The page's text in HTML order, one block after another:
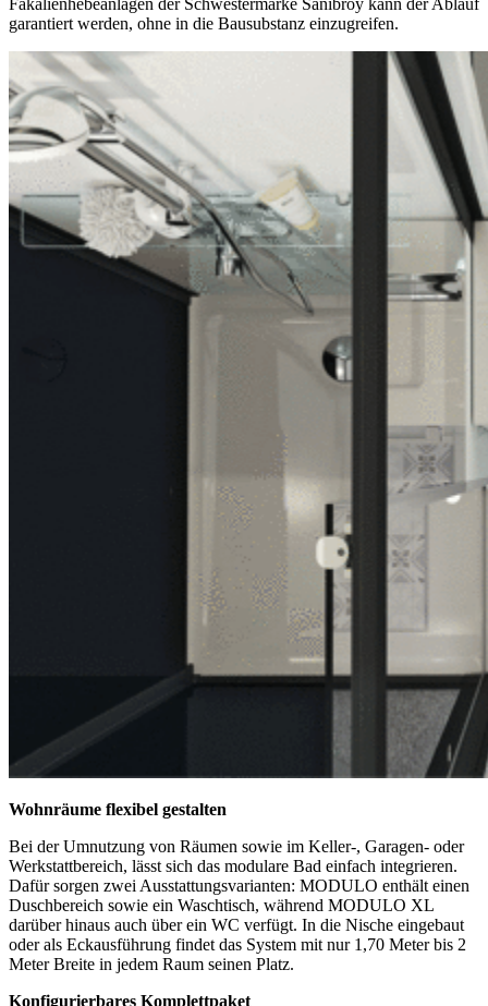
Fäkalienhebeanlagen der Schwestermarke Sanibroy kann der Ablauf
garantiert werden, ohne in die Bausubstanz einzugreifen.
Wohnräume flexibel gestalten
Bei der Umnutzung von Räumen sowie im Keller-, Garagen- oder
Werkstattbereich, lässt sich das modulare Bad einfach integrieren.
Dafür sorgen zweiAusstattungsvarianten: MODULO enthälteinen
Duschbereich sowie ein Waschtisch, während MODULO XL
darüber hinaus auch über ein WC verfügt. In die Nische eingebaut
oder als Eckausführung findet das System mit nur 1,70 Meter bis 2
Meter Breite in jedem Raum seinen Platz.
Konfigurierbares Komplettpaket